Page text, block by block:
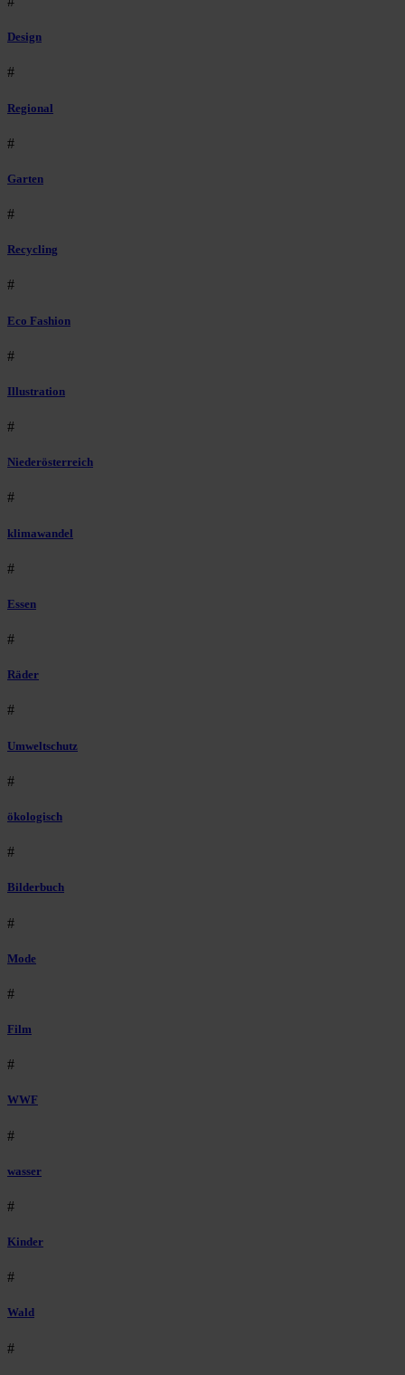
Design
#
Regional
#
Garten
#
Recycling
#
Eco Fashion
#
Illustration
#
Niederösterreich
#
klimawandel
#
Essen
#
Räder
#
Umweltschutz
#
ökologisch
#
Bilderbuch
#
Mode
#
Film
#
WWF
#
wasser
#
Kinder
#
Wald
#